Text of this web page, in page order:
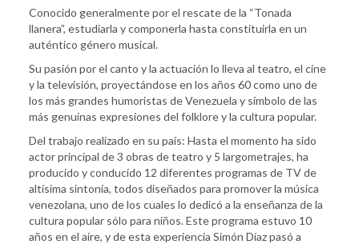
Conocido generalmente por el rescate de la “Tonada
llanera”, estudiarla y componerla hasta constituirla en un
auténtico género musical.
Su pasión por el canto y la actuación lo lleva al teatro, el cine
y la televisión, proyectándose en los años 60 como uno de
los más grandes humoristas de Venezuela y símbolo de las
más genuinas expresiones del folklore y la cultura popular.
Del trabajo realizado en su país: Hasta el momento ha sido
actor principal de 3 obras de teatro y 5 largometrajes, ha
producido y conducido 12 diferentes programas de TV de
altísima sintonía, todos diseñados para promover la música
venezolana, uno de los cuales lo dedicó a la enseñanza de la
cultura popular sólo para niños. Este programa estuvo 10
años en el aire, y de esta experiencia Simón Díaz pasó a